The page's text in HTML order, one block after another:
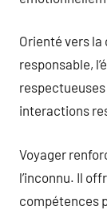
Orienté vers
responsable,
interactions
Voyager
l’inconnu. Il
compétences